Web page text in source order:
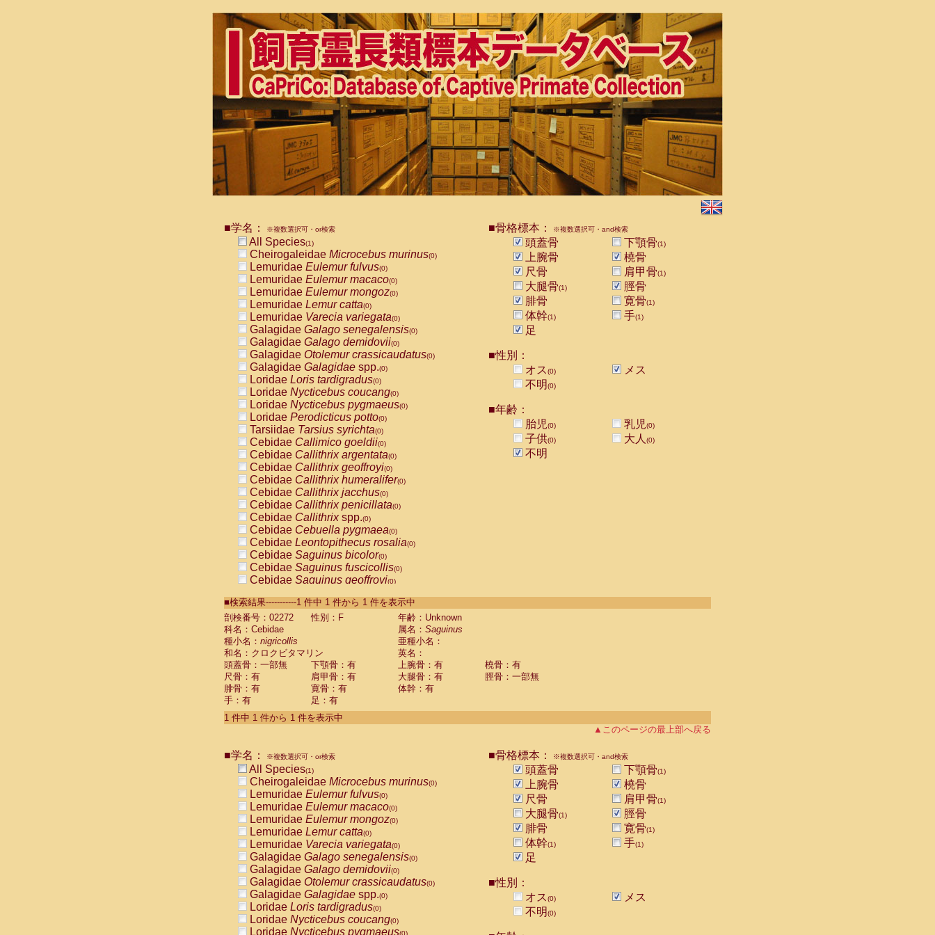
■学名： ※複数選択可・or検索
All Species(1)
Cheirogaleidae Microcebus murinus(0)
Lemuridae Eulemur fulvus(0)
Lemuridae Eulemur macaco(0)
Lemuridae Eulemur mongoz(0)
Lemuridae Lemur catta(0)
Lemuridae Varecia variegata(0)
Galagidae Galago senegalensis(0)
Galagidae Galago demidovii(0)
Galagidae Otolemur crassicaudatus(0)
Galagidae Galagidae spp.(0)
Loridae Loris tardigradus(0)
Loridae Nycticebus coucang(0)
Loridae Nycticebus pygmaeus(0)
Loridae Perodicticus potto(0)
Tarsiidae Tarsius syrichta(0)
Cebidae Callimico goeldii(0)
Cebidae Callithrix argentata(0)
Cebidae Callithrix geoffroyi(0)
Cebidae Callithrix humeralifer(0)
Cebidae Callithrix jacchus(0)
Cebidae Callithrix penicillata(0)
Cebidae Callithrixspp.(0)
Cebidae Cebuella pygmaea(0)
Cebidae Leontopithecus rosalia(0)
Cebidae Saguinus bicolor(0)
Cebidae Saguinus fuscicollis(0)
Cebidae Saguinus geoffroyi(0)
CebidaeSaguinus labiatus(0)
Cebidae Saguinus leucopus (0)
Cebidae
CebidaeSaguinus mystax
CebidaeSaguinus nigricollis (1)
Cebidae Saguinus oedipus
Cebidae Saguinus weddelli
Cebidae Saguinusspp.
Cebidae Aotus trivirgatus
Cebidae Cebus albifrons
CebidaeCebus nigrivittatus
CebidaeCebus
CebidaeSaimiri boliviensis(0)
CebidaeSaimiri sciureus(0)
AtelidaeAlouatta caraya(0)
AtelidaeAlouatta fusca(0)
AtelidaeAlouatta seniculus
AtelidaeAlouattaspp.(0)
AtelidaeAteles belzebuth(0)
AtelidaeAteles geoffroyi(0)
AtelidaeAteles paniscus(0)
AtelidaeAtelesspp.(0)
Atelidae Lagothrix lagothricha
AtelidaeLagothrix lagothricha cana
PitheciidaeCacajao calvus rubicundus
■骨格標本： ※複数選択可・and検索
頭蓋骨 下顎骨(1)
上腕骨
橈骨
尺骨
肩甲骨(1)
大腿骨(1)
脛骨
腓骨
寛骨(1)
体幹(1) 手(1)
足
■性別：
オス(0)
メス
不明(0)
■年齢：
胎児(0) 乳児(0)
子供(0) 大人 (0)
不明
■検索結果-----------1 件中 1 件から 1 件を表示中
剖検番号：02272
性別：F
年齢：Unknown
科名：Cebidae
属名： Saguinus
種小名： nigricollis
亜種小名：
和名：クロクビタマリン
英名：
頭蓋骨：一部無
下顎骨：有 上腕骨：有
橈骨：有
尺骨：有
肩甲骨：有 大腿骨：有
脛骨：一部無
腓骨：有
寛骨：有
体幹：有
手：有
足：有
1 件中 1 件から 1 件を表示中
▲このページの最上部へ戻る
■学名： ※複数選択可・or検索
All Species(1)
Cheirogaleidae Microcebus murinus(0)
Lemuridae Eulemur fulvus(0)
Lemuridae Eulemur macaco(0)
Lemuridae Eulemur mongoz(0)
Lemuridae Lemur catta(0)
Lemuridae Varecia variegata(0)
Galagidae Galago senegalensis(0)
Galagidae Galago demidovii(0)
Galagidae Otolemur crassicaudatus(0)
Galagidae Galagidae spp.(0)
Loridae Loris tardigradus(0)
Loridae Nycticebus coucang(0)
Loridae Nycticebus pygmaeus(0)
■骨格標本： ※複数選択可・and検索
頭蓋骨 下顎骨(1)
上腕骨
橈骨
尺骨
肩甲骨(1)
大腿骨(1)
脛骨
腓骨
寛骨(1)
体幹(1) 手(1)
足
■性別：
オス(0)
メス
不明(0)